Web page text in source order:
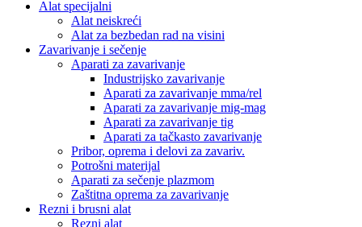
Alat specijalni
Alat neiskreći
Alat za bezbedan rad na visini
Zavarivanje i sečenje
Aparati za zavarivanje
Industrijsko zavarivanje
Aparati za zavarivanje mma/rel
Aparati za zavarivanje mig-mag
Aparati za zavarivanje tig
Aparati za tačkasto zavarivanje
Pribor, oprema i delovi za zavariv.
Potrošni materijal
Aparati za sečenje plazmom
Zaštitna oprema za zavarivanje
Rezni i brusni alat
Rezni alat